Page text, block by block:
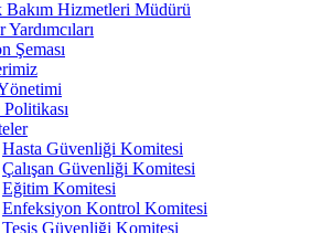
Bakım Hizmetleri Müdürü
Şeması
Hasta Güvenliği Komitesi
Çalışan Güvenliği Komitesi
Eğitim Komitesi
Enfeksiyon Kontrol Komitesi
Tesis Güvenliği Komitesi